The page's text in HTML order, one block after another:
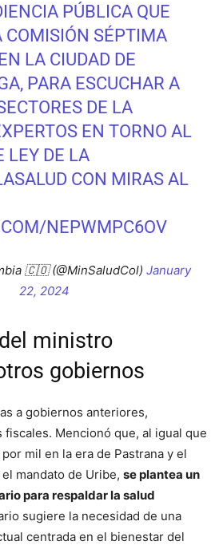
PÚBLICA QUE
COMISIÓN SÉPTIMA
LA CIUDAD DE
PARA ESCUCHAR A
DE LA
EN TORNO AL
LEY DE LA
CON MIRAS AL
NEPWMPC6OV
🇨🇴 (@MinSaludCol) January
22, 2024
ministro
gobiernos
a gobiernos anteriores,
fiscales. Mencionó que, al igual que
mil en la era de Pastrana y el
mandato de Uribe, se plantea un
para respaldar la salud
sugiere la necesidad de una
centrada en el bienestar del